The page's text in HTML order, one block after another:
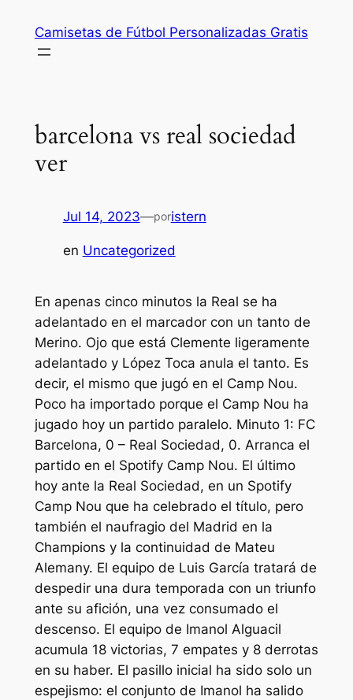
contenido
Camisetas de Fútbol Personalizadas Gratis
barcelona vs real sociedad
ver
Jul 14, 2023—poristern
en Uncategorized
En apenas cinco minutos la Real se ha
adelantado en el marcador con un tanto de
Merino. Ojo que está Clemente ligeramente
adelantado y López Toca anula el tanto. Es
decir, el mismo que jugó en el Camp Nou.
Poco ha importado porque el Camp Nou ha
jugado hoy un partido paralelo. Minuto 1: FC
Barcelona, 0 – Real Sociedad, 0. Arranca el
partido en el Spotify Camp Nou. El último
hoy ante la Real Sociedad, en un Spotify
Camp Nou que ha celebrado el título, pero
también el naufragio del Madrid en la
Champions y la continuidad de Mateu
Alemany. El equipo de Luis García tratará de
despedir una dura temporada con un triunfo
ante su afición, una vez consumado el
descenso. El equipo de Imanol Alguacil
acumula 18 victorias, 7 empates y 8 derrotas
en su haber. El pasillo inicial ha sido solo un
espejismo: el conjunto de Imanol ha salido